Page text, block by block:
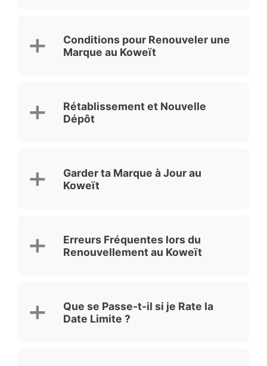
Conditions pour Renouveler une
Marque au Koweït
Rétablissement et Nouvelle
Dépôt
Garder ta Marque à Jour au
Koweït
Erreurs Fréquentes lors du
Renouvellement au Koweït
Que se Passe-t-il si je Rate la
Date Limite ?